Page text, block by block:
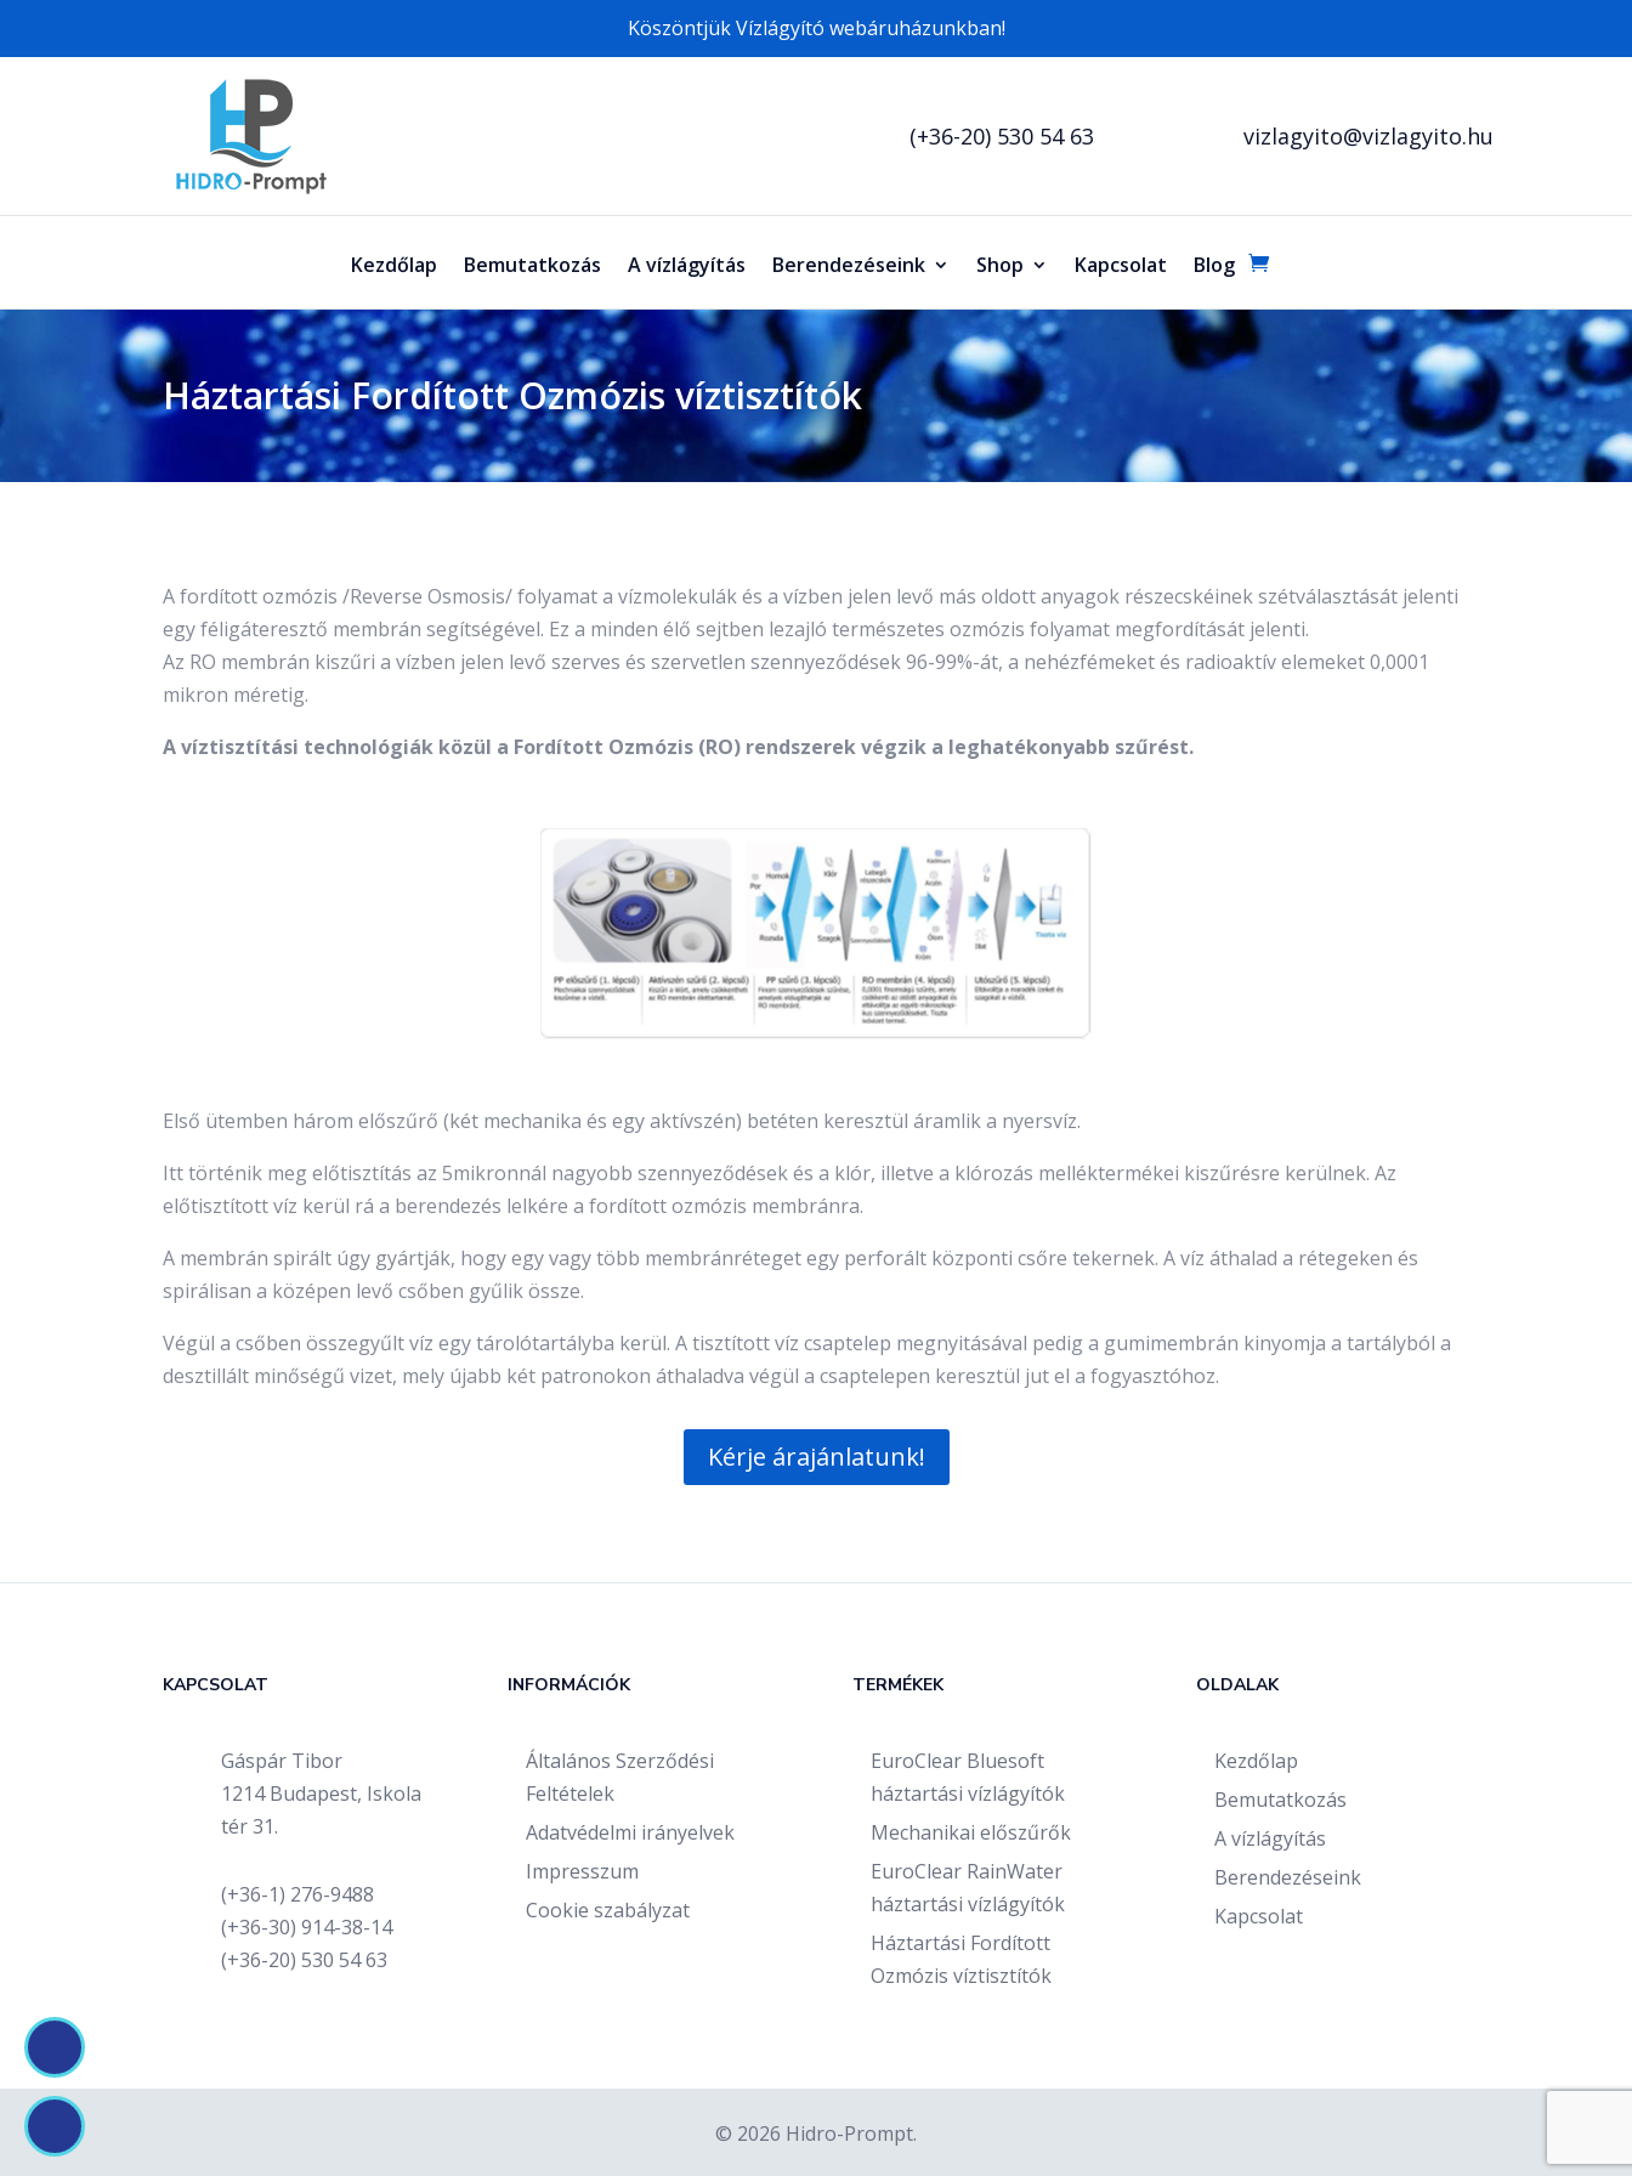
Köszöntjük Vízlágyító webáruházunkban!
(+36-20) 530 54 63 vizlagyito@vizlagyito.hu
Kezdőlap Bemutatkozás A vízlágyítás Berendezéseink Shop Kapcsolat Blog
Háztartási Fordított Ozmózis víztisztítók
A fordított ozmózis /Reverse Osmosis/ folyamat a vízmolekulák és a vízben jelen levő más oldott anyagok részecskéinek szétválasztását jelenti
egy féligáteresztő membrán segítségével. Ez a minden élő sejtben lezajló természetes ozmózis folyamat megfordítását jelenti.
Az RO membrán kiszűri a vízben jelen levő szerves és szervetlen szennyeződések 96-99%-át, a nehézfémeket és radioaktív elemeket 0,0001
mikron méretig.
A víztisztítási technológiák közül a Fordított Ozmózis (RO) rendszerek végzik a leghatékonyabb szűrést.
Első ütemben három előszűrő (két mechanika és egy aktívszén) betéten keresztül áramlik a nyersvíz.
Itt történik meg előtisztítás az 5mikronnál nagyobb szennyeződések és a klór, illetve a klórozás melléktermékei kiszűrésre kerülnek. Az
előtisztított víz kerül rá a berendezés lelkére a fordított ozmózis membránra.
A membrán spirált úgy gyártják, hogy egy vagy több membránréteget egy perforált központi csőre tekernek. A víz áthalad a rétegeken és
spirálisan a középen levő csőben gyűlik össze.
Végül a csőben összegyűlt víz egy tárolótartályba kerül. A tisztított víz csaptelep megnyitásával pedig a gumimembrán kinyomja a tartályból a
desztillált minőségű vizet, mely újabb két patronokon áthaladva végül a csaptelepen keresztül jut el a fogyasztóhoz.
Kérje árajánlatunk!
KAPCSOLAT
Gáspár Tibor
1214 Budapest, Iskola
tér 31.
(+36-1) 276-9488
(+36-30) 914-38-14
(+36-20) 530 54 63
INFORMÁCIÓK
Általános Szerződési
Feltételek
Adatvédelmi irányelvek
Impresszum
Cookie szabályzat
TERMÉKEK
EuroClear Bluesoft
háztartási vízlágyítók
Mechanikai előszűrők
EuroClear RainWater
háztartási vízlágyítók
Háztartási Fordított
Ozmózis víztisztítók
OLDALAK
Kezdőlap
Bemutatkozás
A vízlágyítás
Berendezéseink
Kapcsolat
© 2026 Hidro-Prompt.